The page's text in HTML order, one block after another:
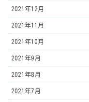
2021年12月
2021年11月
2021年10月
2021年9月
2021年8月
2021年7月